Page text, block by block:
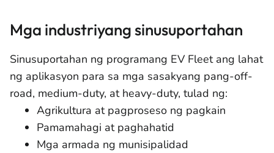
Mga industriyang sinusuportahan
Sinusuportahan ng programang EV Fleet ang lahat
ng aplikasyon para sa mga sasakyang pang-off-
road, medium-duty, at heavy-duty, tulad ng:
Agrikultura at pagproseso ng pagkain
Pamamahagi at paghahatid
Mga armada ng munisipalidad